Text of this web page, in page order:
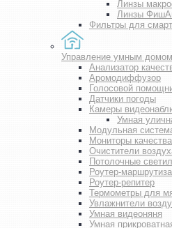
Линзы
Линзы
Фильтры для
Управление умным домом
Анализатор
Аромодиффузор
Голосовой
Датчики погоды
Камеры
Умная
Модульная
Мониторы
Очистители
Потолочные
Роутер-
Роутер-репитер
Термометры для
Увлажнители
Умная видеоняня
Умная